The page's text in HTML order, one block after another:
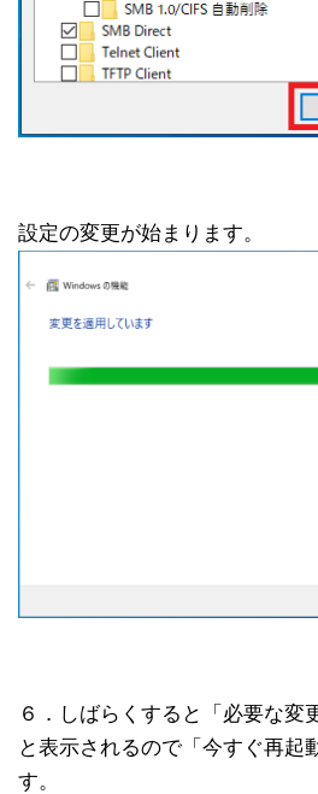
設定の変更が始まります。
６．しばらくすると「必要な変
と表示されるので「今すぐ再起
す。